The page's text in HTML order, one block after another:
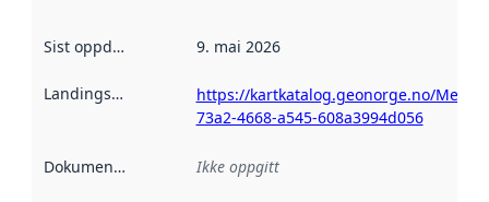
Sist oppdatert 9. mai 2026
Landingsside
https://kartkatalog.geonorge.no/
73a2-4668-a545-608a3994d056
Dokumentasjon Ikke oppgitt